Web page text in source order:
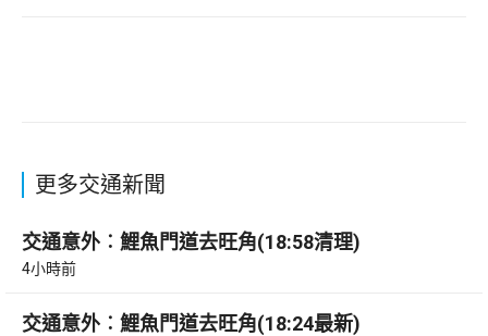
更多交通新聞
交通意外︰鯉魚門道去旺角(18:58清理)
4小時前
交通意外︰鯉魚門道去旺角(18:24最新)